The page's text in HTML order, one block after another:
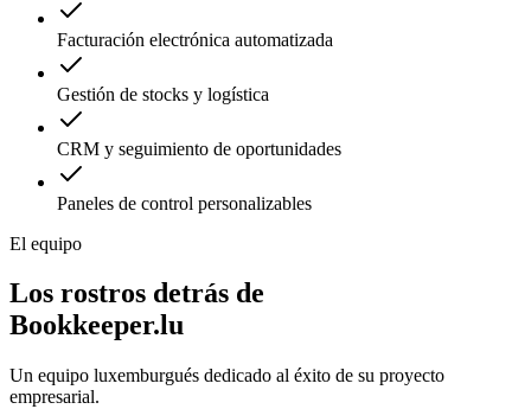
Facturación electrónica automatizada
Gestión de stocks y logística
CRM y seguimiento de oportunidades
Paneles de control personalizables
El equipo
Los rostros detrás de
Bookkeeper.lu
Un equipo luxemburgués dedicado al éxito de su proyecto
empresarial.